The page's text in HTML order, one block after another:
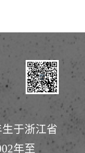
于浙江省
年至